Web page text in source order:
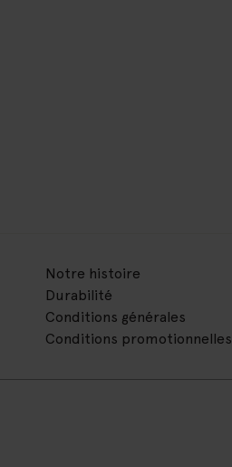
Notre histoire
Durabilité
Conditions générales
Conditions promotionnelles